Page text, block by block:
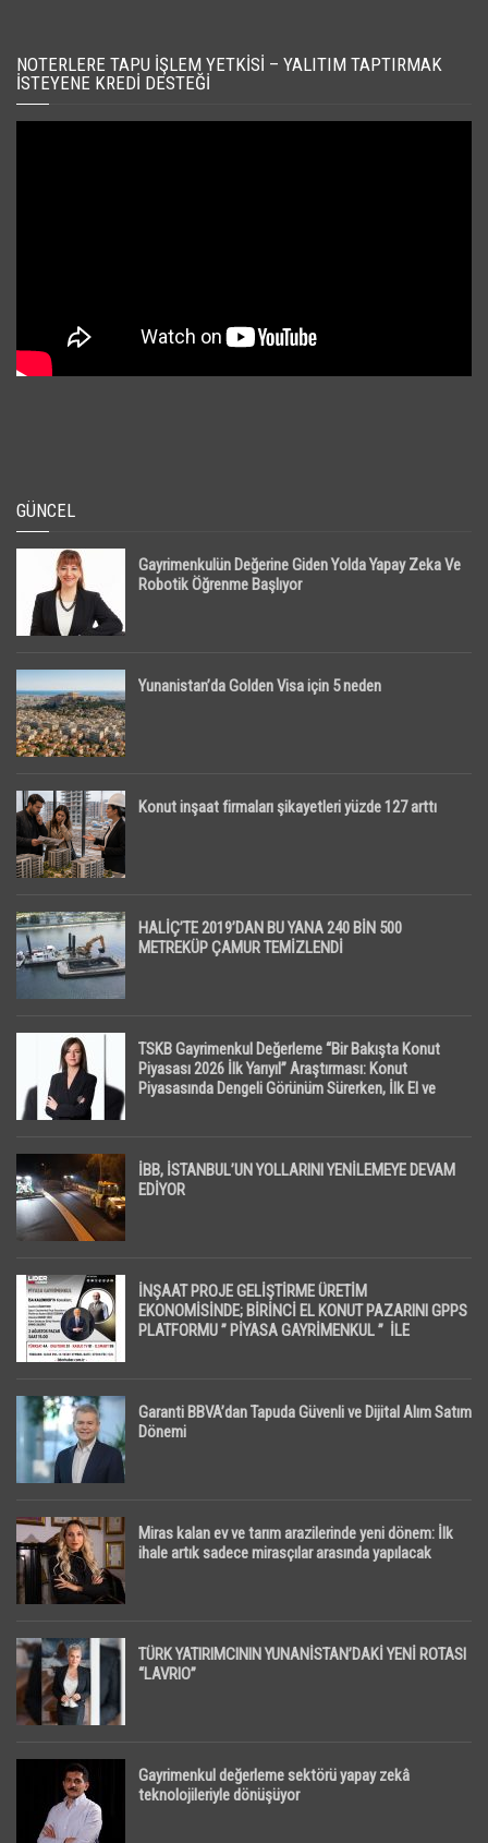
NOTERLERE TAPU İŞLEM YETKISI – YALITIM TAPTIRMAK
İSTEYENE KREDI DESTEĞI
GÜNCEL
Gayrimenkulün Değerine Giden Yolda Yapay Zeka Ve
Robotik Öğrenme Başlıyor
Yunanistan’da Golden Visa için 5 neden
Konut inşaat firmaları şikayetleri yüzde 127 arttı
HALİÇ’TE 2019’DAN BU YANA 240 BİN 500
METREKÜP ÇAMUR TEMİZLENDİ
TSKB Gayrimenkul Değerleme “Bir Bakışta Konut
Piyasası 2026 İlk Yarıyıl” Araştırması: Konut
Piyasasında Dengeli Görünüm Sürerken, İlk El ve
İBB, İSTANBUL’UN YOLLARINI YENİLEMEYE DEVAM
EDİYOR
İNŞAAT PROJE GELİŞTİRME ÜRETİM
EKONOMİSİNDE; BİRİNCİ EL KONUT PAZARINI GPPS
PLATFORMU ” PİYASA GAYRİMENKUL ” İLE
Garanti BBVA’dan Tapuda Güvenli ve Dijital Alım Satım
Dönemi
Miras kalan ev ve tarım arazilerinde yeni dönem: İlk
ihale artık sadece mirasçılar arasında yapılacak
TÜRK YATIRIMCININ YUNANİSTAN’DAKİ YENİ ROTASI
“LAVRIO”
Gayrimenkul değerleme sektörü yapay zekâ
teknolojileriyle dönüşüyor